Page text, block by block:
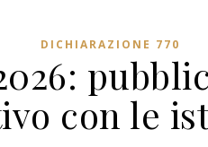
DICHIARAZIONE 770
con le